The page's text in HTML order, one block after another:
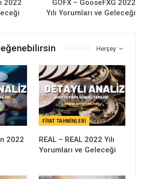
2022
GOFX – GooseFXG 2022
Yılı Yorumları ve Geleceği
Herşey
2022
FIYAT TAHMINLERI
REAL – REAL 2022 Yılı
Yorumları ve Geleceği